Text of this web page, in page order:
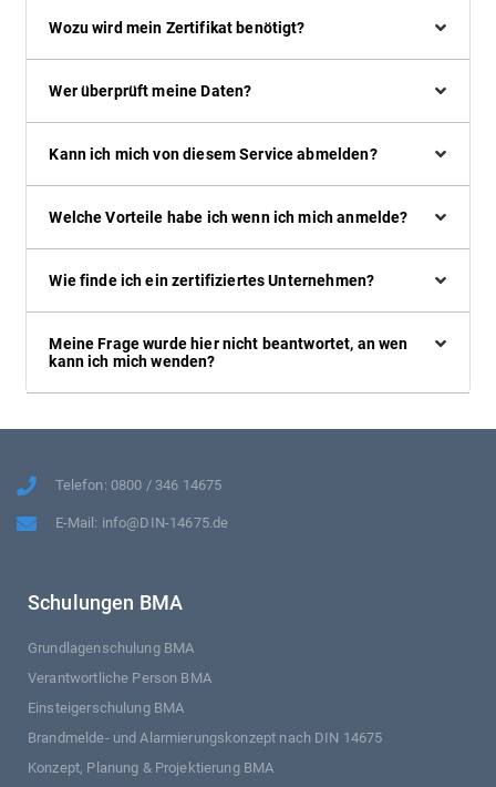
Wozu wird mein Zertifikat benötigt?
Wer überprüft meine Daten?
Kann ich mich von diesem Service abmelden?
Welche Vorteile habe ich wenn ich mich anmelde?
Wie finde ich ein zertifiziertes Unternehmen?
Meine Frage wurde hier nicht beantwortet, an wen
kann ich mich wenden?
Telefon: 0800 / 346 14675
E-Mail: info@DIN-14675.de
Schulungen BMA
Grundlagenschulung BMA
Verantwortliche Person BMA
Einsteigerschulung BMA
Brandmelde- und Alarmierungskonzept nach DIN 14675
Konzept, Planung & Projektierung BMA